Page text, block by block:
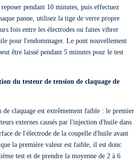
pendant 10 minutes, puis effectuez
panne, utilisez la tige de verre propre
fois entre les électrodes ou faites vibrer
pour l'endommager. Le pont nouvellement
être laissé pendant 5 minutes pour le test
du testeur de tension de claquage de
claquage est extrêmement faible : le premier
externes causés par l'injection d'huile dans
de l'électrode de la coupelle d'huile avant
la première valeur est faible, il est donc
test et de prendre la moyenne de 2 à 6